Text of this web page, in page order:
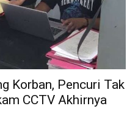
Korban, Pencuri Tak
CCTV Akhirnya